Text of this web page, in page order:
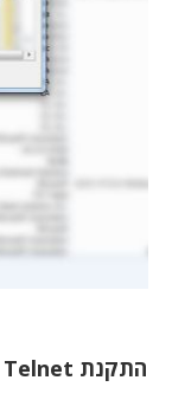
התקנת Telnet דרך הוספה והסרה או התקנת Putty